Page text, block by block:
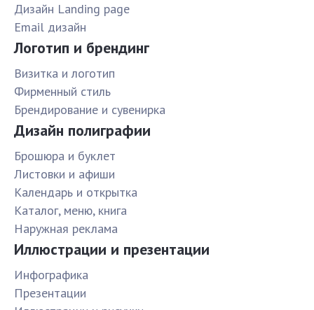
Дизайн Landing page
Email дизайн
Логотип и брендинг
Визитка и логотип
Фирменный стиль
Брендирование и сувенирка
Дизайн полиграфии
Брошюра и буклет
Листовки и афиши
Календарь и открытка
Каталог, меню, книга
Наружная реклама
Иллюстрации и презентации
Инфографика
Презентации